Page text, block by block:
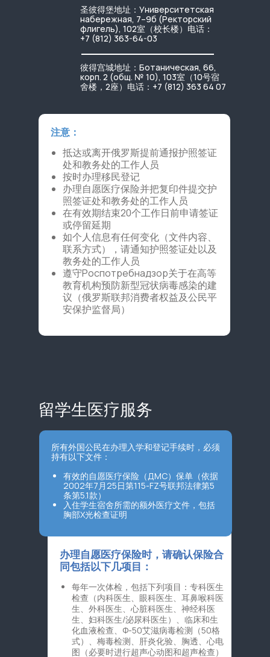
注意：
抵达或离开俄罗斯提前通报护照签证
处和教务处的工作人员
按时办理移民登记
办理自愿医疗保险并把复印件提交护
照签证处和教务处的工作人员
在有效期结束20个工作日前申请签证
或停留延期
如个人信息有任何变化（文件内容、
联系方式），请通知护照签证处以及
教务处的工作人员
遵守Роспотребнадзор关于在高等
教育机构预防新型冠状病毒感染的建
议（俄罗斯联邦消费者权益及公民平
安保护监督局）
圣彼得堡地址：Университетская
набережная, 7–9б (Ректорский
флигель), 102室（校长楼）电话：
+7 (812) 363-64-03
彼得宫城地址：Ботаническая, 66,
корп. 2 (общ. № 10), 103室（10号宿
舍楼，2座）电话：+7 (812) 363 64 07
留学生医疗服务
所有外国公民在办理入学和登记手续时，必须
持有以下文件：
有效的自愿医疗保险（ДМС）保单（依据
2002年7月25日第115-FZ号联邦法律第5
条第5.1款）
入住学生宿舍所需的额外医疗文件，包括
胸部X光检查证明
每年一次体检，包括下列项目：专科医生
检查（内科医生、眼科医生、耳鼻喉科医
生、外科医生、心脏科医生、神经科医
生、妇科医生/泌尿科医生）、临床和生
化血液检查、Ф-50艾滋病毒检测（50格
式）、梅毒检测、肝炎化验、胸透、心电
图（必要时进行超声心动图和超声检查）
办理自愿医疗保险时，请确认保险合
同包括以下几项目：